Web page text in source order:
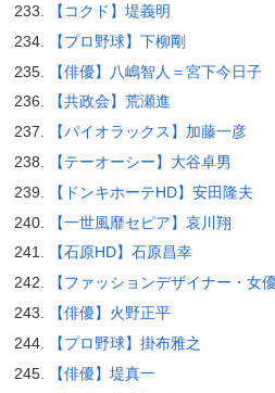
【コクド】堤義明
【プロ野球】下柳剛
【俳優】八嶋智人＝宮下今日子
【共政会】荒瀬進
【パイオラックス】加藤一彦
【テーオーシー】大谷卓男
【ドンキホーテHD】安田隆夫
【一世風靡セピア】哀川翔
【石原HD】石原昌幸
【ファッションデザイナー・女
【俳優】火野正平
【プロ野球】掛布雅之
【俳優】堤真一